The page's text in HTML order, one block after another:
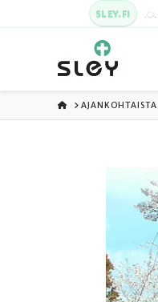
SLEY.FI
ETUSIVU
AJANKOHTAISTA